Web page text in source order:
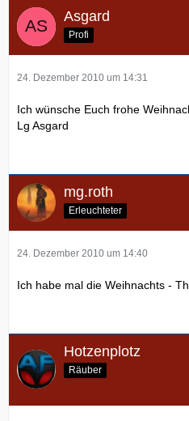
Asgard
Profi
24. Dezember 2010 um 14:31
Ich wünsche Euch frohe
Lg Asgard
mg.roth
Erleuchteter
24. Dezember 2010 um 14:40
Ich habe mal die Weihnachts -
Hotzenplotz
Räuber